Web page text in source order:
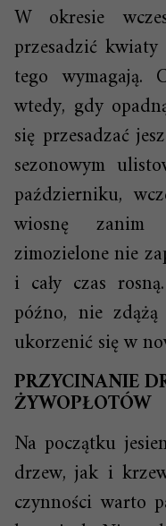
W okresie
przesadzić
tego wymagają.
wtedy, gdy
się przesadzać
sezonowym
październiku,
wiosnę zanim
zimozielone nie
i cały czas
późno, nie
ukorzenić się w
PRZYCINANIE
ŻYWOPŁOTÓW
Na początku
drzew, jak i
czynności warto